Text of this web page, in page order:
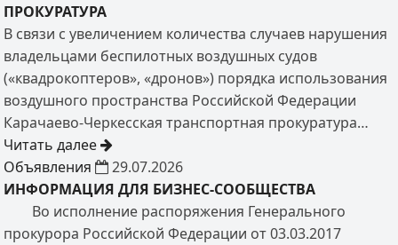
ПРОКУРАТУРА
В связи с увеличением количества случаев нарушения
владельцами беспилотных воздушных судов
(«квадрокоптеров», «дронов») порядка использования
воздушного пространства Российской Федерации
Карачаево-Черкесская транспортная прокуратура…
Читать далее
Объявления
29.07.2026
ИНФОРМАЦИЯ ДЛЯ БИЗНЕС-СООБЩЕСТВА
Во исполнение распоряжения Генерального
прокурора Российской Федерации от 03.03.2017